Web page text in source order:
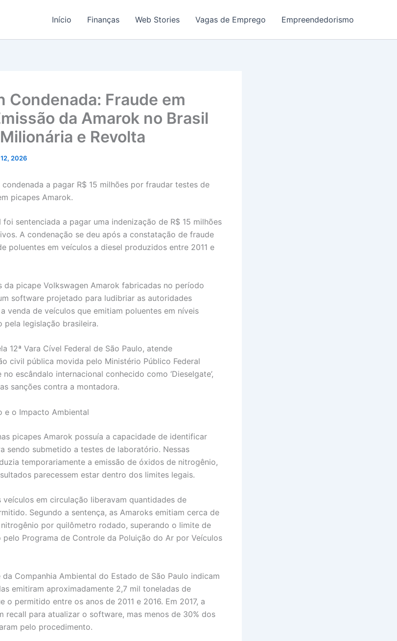
Início Finanças Web Stories Vagas de Emprego Empreendedorismo
Condenada: Fraude em
da Amarok no Brasil
e Revolta
2026
a pagar R$ 15 milhões por fraudar testes de
picapes Amarok.
sentenciada a pagar uma indenização de R$ 15 milhões
A condenação se deu após a constatação de fraude
poluentes em veículos a diesel produzidos entre 2011 e
da picape Volkswagen Amarok fabricadas no período
software projetado para ludibriar as autoridades
venda de veículos que emitiam poluentes em níveis
pela legislação brasileira.
12ª Vara Cível Federal de São Paulo, atende
civil pública movida pelo Ministério Público Federal
no escândalo internacional conhecido como ‘Dieselgate’,
sanções contra a montadora.
e o Impacto Ambiental
picapes Amarok possuía a capacidade de identificar
sendo submetido a testes de laboratório. Nessas
temporariamente a emissão de óxidos de nitrogênio,
parecessem estar dentro dos limites legais.
em circulação liberavam quantidades de
Segundo a sentença, as Amaroks emitiam cerca de
nitrogênio por quilômetro rodado, superando o limite de
pelo Programa de Controle da Poluição do Ar por Veículos
Companhia Ambiental do Estado de São Paulo indicam
emitiram aproximadamente 2,7 mil toneladas de
o permitido entre os anos de 2011 e 2016. Em 2017, a
recall para atualizar o software, mas menos de 30% dos
pelo procedimento.